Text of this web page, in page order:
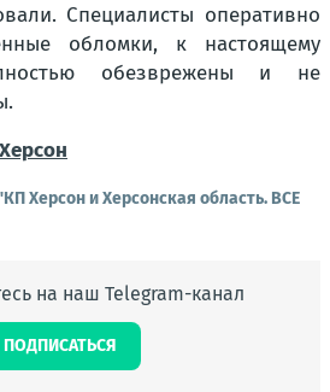
Специалисты оперативно
обломки, к настоящему
обезврежены и не
Херсон и Херсонская область. ВСЕ
на наш Telegram-канал
ПОДПИСАТЬСЯ